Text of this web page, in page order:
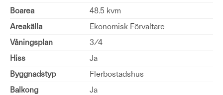
Boarea
48.5 kvm
Areakälla
Ekonomisk Förvaltare
Våningsplan
3/4
Hiss
Ja
Byggnadstyp
Flerbostadshus
Balkong
Ja